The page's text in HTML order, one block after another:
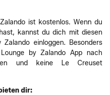
ist kostenlos. Wenn du
kannst du dich mit diesen
einloggen. Besonders
by Zalando App nach
und keine Le Creuset
dir: